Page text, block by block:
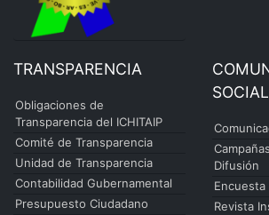
TRANSPARENCIA
Obligaciones de
Transparencia del ICHITAIP
Comité de Transparencia
Unidad de Transparencia
Contabilidad Gubernamental
Presupuesto Ciudadano
SOCIAL
Difusión
Encuesta
Revista